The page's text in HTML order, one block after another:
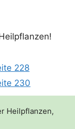
228
230
Heilpflanzen,